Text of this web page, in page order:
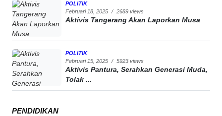
POLITIK
Februari 18, 2025 / 2689 views
Aktivis Tangerang Akan Laporkan Musa
POLITIK
Februari 15, 2025 / 5923 views
Aktivis Pantura, Serahkan Generasi Muda,
Tolak ...
PENDIDIKAN